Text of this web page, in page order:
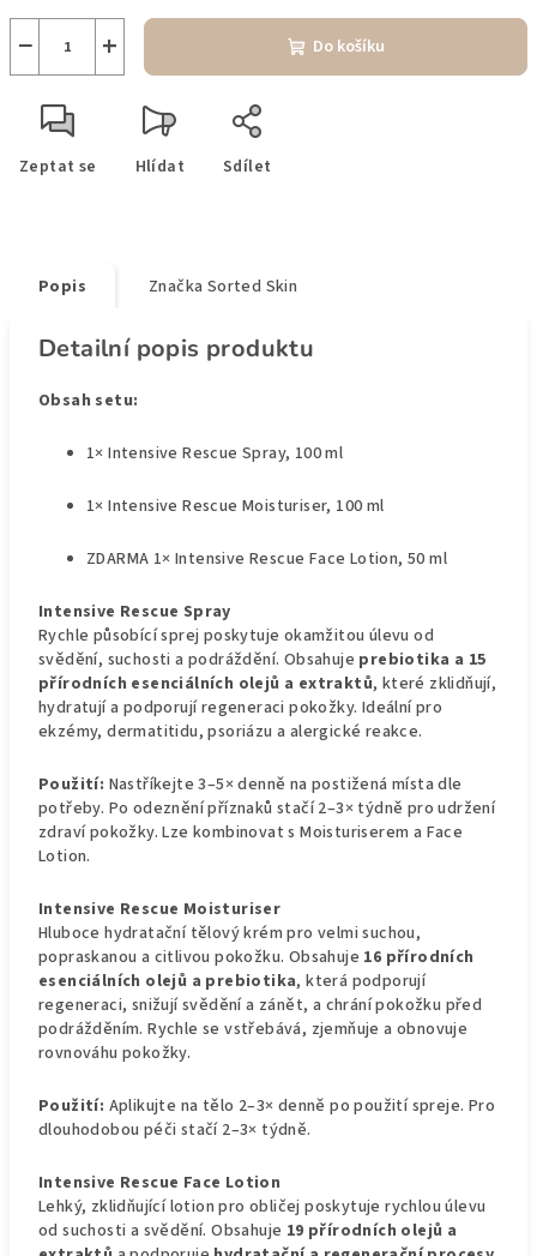
+
− Do košíku
Zeptat se Hlídat Sdílet
Popis Značka Sorted Skin
Detailní popis produktu
Obsah setu:
1× Intensive Rescue Spray, 100 ml
1× Intensive Rescue Moisturiser, 100 ml
ZDARMA 1× Intensive Rescue Face Lotion, 50 ml
Intensive Rescue Spray
Rychle působící sprej poskytuje okamžitou úlevu od
svědění, suchosti a podráždění. Obsahuje prebiotika a 15
přírodních esenciálních olejů a extraktů, které zklidňují,
hydratují a podporují regeneraci pokožky. Ideální pro
ekzémy, dermatitidu, psoriázu a alergické reakce.
Použití: Nastříkejte 3–5× denně na postižená místa dle
potřeby. Po odeznění příznaků stačí 2–3× týdně pro udržení
zdraví pokožky. Lze kombinovat s Moisturiserem a Face
Lotion.
Intensive Rescue Moisturiser
Hluboce hydratační tělový krém pro velmi suchou,
popraskanou a citlivou pokožku. Obsahuje 16 přírodních
esenciálních olejů a prebiotika, která podporují
regeneraci, snižují svědění a zánět, a chrání pokožku před
podrážděním. Rychle se vstřebává, zjemňuje a obnovuje
rovnováhu pokožky.
Použití: Aplikujte na tělo 2–3× denně po použití spreje. Pro
dlouhodobou péči stačí 2–3× týdně.
Intensive Rescue Face Lotion
Lehký, zklidňující lotion pro obličej poskytuje rychlou úlevu
od suchosti a svědění. Obsahuje 19 přírodních olejů a